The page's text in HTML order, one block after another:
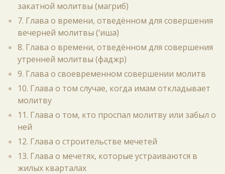
закатной молитвы (магриб)
7. Глава о времени, отведённом для совершения
вечерней молитвы (‘иша)
8. Глава о времени, отведённом для совершения
утренней молитвы (фаджр)
9. Глава о своевременном совершении молитв
10. Глава о том случае, когда имам откладывает
молитву
11. Глава о том, кто проспал молитву или забыл о
ней
12. Глава о строительстве мечетей
13. Глава о мечетях, которые устраиваются в
жилых кварталах